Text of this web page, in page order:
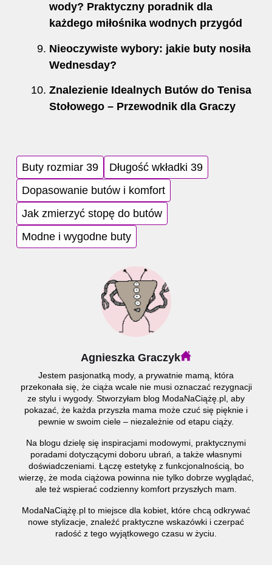
wody? Praktyczny poradnik dla
każdego miłośnika wodnych przygód
Nieoczywiste wybory: jakie buty nosiła
Wednesday?
Znalezienie Idealnych Butów do Tenisa
Stołowego – Przewodnik dla Graczy
Buty rozmiar 39
Długość wkładki 39
Dopasowanie butów i komfort
Jak zmierzyć stopę do butów
Modne i wygodne buty
Agnieszka Graczyk
Jestem pasjonatką mody, a prywatnie mamą, która
przekonała się, że ciąża wcale nie musi oznaczać rezygnacji
ze stylu i wygody. Stworzyłam blog ModaNaCiążę.pl, aby
pokazać, że każda przyszła mama może czuć się pięknie i
pewnie w swoim ciele – niezależnie od etapu ciąży.
Na blogu dzielę się inspiracjami modowymi, praktycznymi
poradami dotyczącymi doboru ubrań, a także własnymi
doświadczeniami. Łączę estetykę z funkcjonalnością, bo
wierzę, że moda ciążowa powinna nie tylko dobrze wyglądać,
ale też wspierać codzienny komfort przyszłych mam.
ModaNaCiążę.pl to miejsce dla kobiet, które chcą odkrywać
nowe stylizacje, znaleźć praktyczne wskazówki i czerpać
radość z tego wyjątkowego czasu w życiu.